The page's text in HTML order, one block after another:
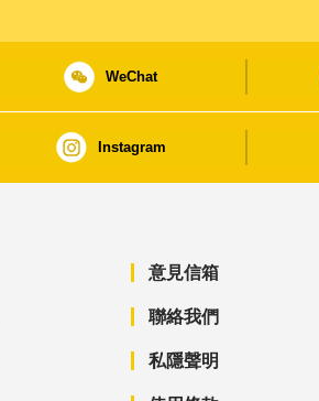
WeChat
Instagram
意見信箱
聯絡我們
私隱聲明